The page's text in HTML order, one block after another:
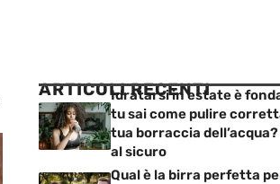
ARTICOLI RECENTI
Idratarsi in estate è
tu sai come pulire
tua borraccia
al sicuro
Qual è la birra perfetta